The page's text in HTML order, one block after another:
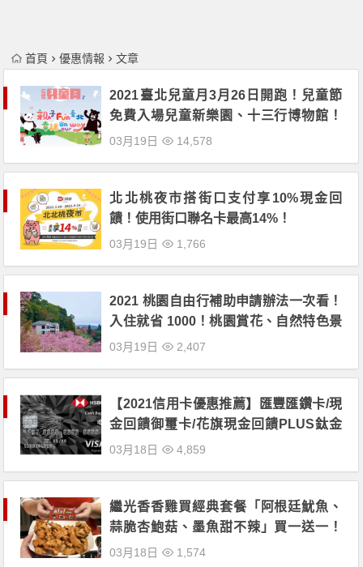
首頁 優惠情報 文章
2021臺北兒童月3月26日開跑！兒童節
免費入場兒童新樂園、十三行博物館！
兒童節由來及各地風俗全都看！
03月19日 14,578
北北桃夜市搭街口支付享10%現金回
饋！使用街口聯名卡最高14%！
03月19日 1,766
2021 桃園自由行補助申請辦法一次看！
入住就省 1000！桃園賞花、自然特色景
點有哪些？
03月19日 2,407
【2021信用卡優惠推薦】匯豐匯鑽卡/現
金回饋御璽卡/花旗現金回饋PLUS鈦金
卡懶人包！行動支付再享最高10%回饋
03月18日 4,859
繼光香香雞買經典套餐「阿根廷魷魚、
蒜脆杏鮑菇、墨魚甜不辣」買一送一！
另外加送極速領域虛寶卡！
03月18日 1,574